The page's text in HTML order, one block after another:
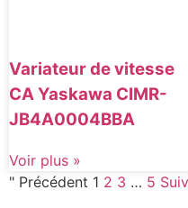
Variateur de vitesse
CA Yaskawa CIMR-
JB4A0004BBA
Voir plus »
" Précédent 1 2 3 … 5